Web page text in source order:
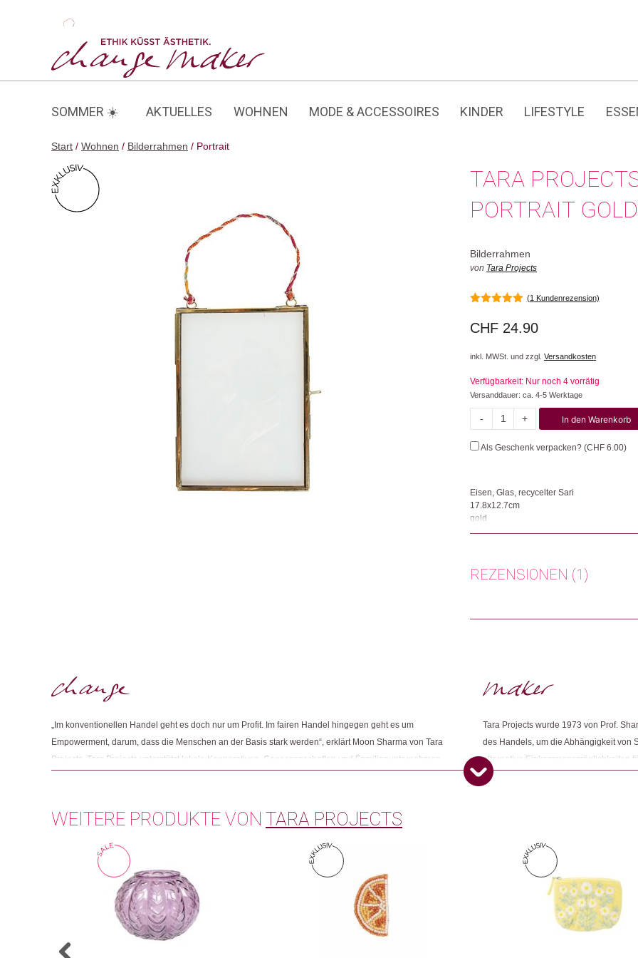
SOMMER ☀️ AKTUELLES WOHNEN MODE & ACCESSOIRES KINDER LIFESTYLE
Start / Wohnen / Bilderrahmen / Portrait
TARA
PORTRAIT GOLD
Bilderrahmen
von Tara Projects
(1 Kundenrezension)
CHF 24.90
inkl. MWSt. und zzgl. Versandkosten
Verfügbarkeit: Nur noch 4 vorrätig
Versanddauer: ca. 4-5 Werktage
-
Portrait
Menge
+ In den Warenkorb
Als Geschenk verpacken? (CHF 6.00)
Eisen, Glas, recycelter Sari
17.8x12.7cm
gold
Unser Produzent Tara Projects
Weltmarkt verkaufen können. Ausserdem
Dieses Produkt weiterempfehlen:
REZENSIONEN (1)
Nur angemeldete Kunden, die
„Im konventionellen Handel geht es doch nur um Profit. Im fairen Handel hingegen geht es um
Empowerment, darum, dass die Menschen an der Basis stark werden“, erklärt Moon Sharma von Tara
Projects. Tara Projects unterstützt lokale Kooperativen, Genossenschaften und Familienunternehmen,
Tara Projects wurde 1973 von Prof.
des Handels, um die Abhängigkeit von
alternative Einkommensmöglichkeiten
und Bildungsprogramme an. Der Name
WEITERE PRODUKTE VON TARA PROJECTS